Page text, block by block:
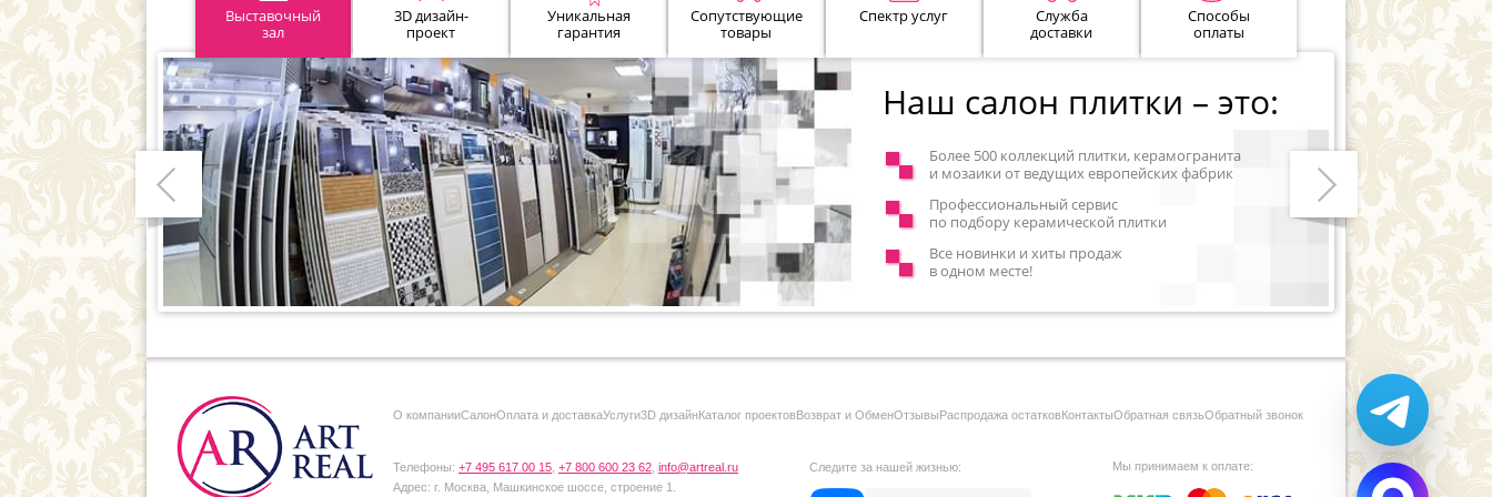
Выставочный
зал
3D дизайн-
проект
Уникальная
гарантия
Сопутствующие
товары
Спектр услуг
Служба
доставки
Способы
оплаты
Наш салон плитки – это:
Более 500 коллекций плитки, керамогранита
и мозаики от ведущих европейских фабрик
Профессиональный сервис
по подбору керамической плитки
Все новинки и хиты продаж
в одном месте!
Предыдущий
Следующий
О компанииCалонОплата и доставкаУслуги3D дизайнКаталог проектовВозврат и ОбменОтзывыРаспродажа остатковКонтактыОбратная связьОбратный звонок
Телефоны: +7 495 617 00 15 +7 800 600 23 62 info@artreal.ru
Адрес: г. Москва, Машкинское шоссе, строение 1.
Следите за нашей жизнью: Мы принимаем к оплате: